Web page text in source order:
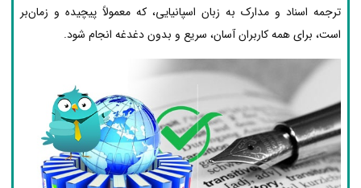
ترجمه اسناد و مدارک به زبان اسپانیایی، که معمولاً پیچیده و زمان‌بر
است، برای همه کاربران آسان، سریع و بدون دغدغه انجام شود.